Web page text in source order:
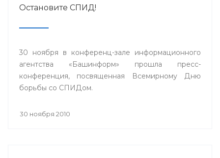
Остановите СПИД!
30 ноября в конференц-зале информационного
агентства «Башинформ» прошла пресс-
конференция, посвященная Всемирному Дню
борьбы со СПИДом.
30 ноября 2010